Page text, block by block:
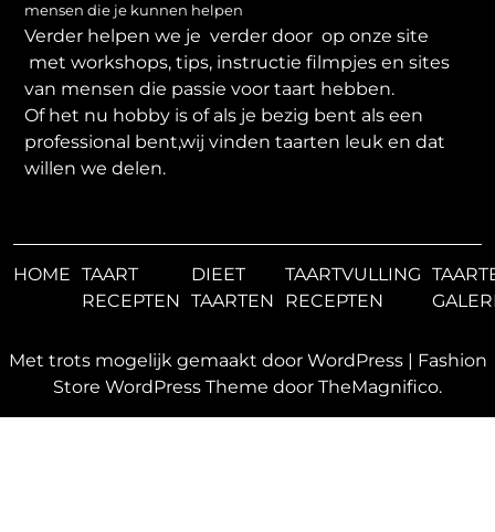
mensen die je kunnen helpen
Verder helpen we je verder door op onze site
met workshops, tips, instructie filmpjes en sites
van mensen die passie voor taart hebben.
Of het nu hobby is of als je bezig bent als een
professional bent,wij vinden taarten leuk en dat
willen we delen.
HOME TAART
RECEPTEN
DIEET
TAARTEN
TAARTVULLING
RECEPTEN
Met trots mogelijk gemaakt door WordPress | Fashion
Store WordPress Theme door TheMagnifico.